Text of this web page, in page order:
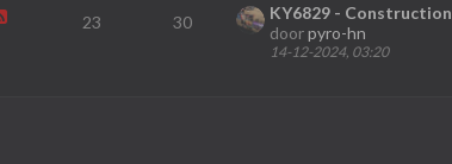
23 30
KY6829 - Construction
doorpyro-hn
14-12-2024, 03:20